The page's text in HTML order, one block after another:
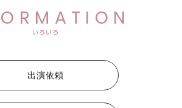
いろいろ
出演依頼